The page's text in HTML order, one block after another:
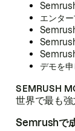
エンタ
デモを
SEMRUSH
世界で最も
Semrushで